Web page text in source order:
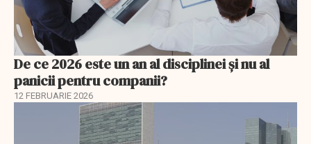
De ce 2026 este un an al disciplinei și nu al
panicii pentru companii?
12 FEBRUARIE 2026